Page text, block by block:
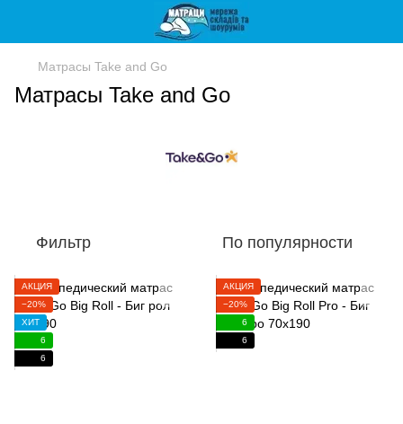
Матрасы Take and Go
Матрасы Take and Go
Фильтр По популярности
АКЦИЯ
−20%
ХИТ
6
6
АКЦИЯ
−20%
6
6